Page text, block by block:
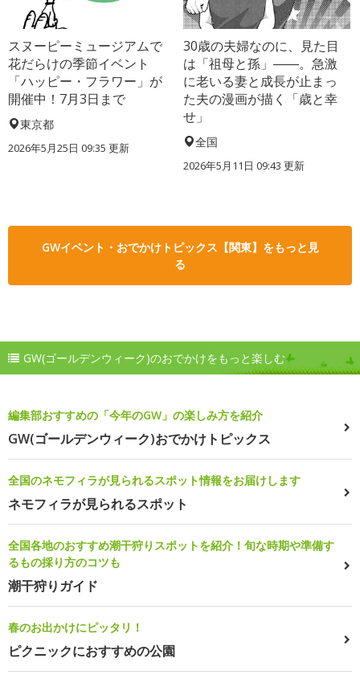
スヌーピーミュージアムで
花だらけの季節イベント
「ハッピー・フラワー」が
開催中！7月3日まで
東京都
2026年5月25日 09:35 更新
30歳の夫婦なのに、見た目
は「祖母と孫」――。急激
に老いる妻と成長が止まっ
た夫の漫画が描く「歳と幸
せ」
全国
2026年5月11日 09:43 更新
GWイベント・おでかけトピックス【関東】をもっと見
る
GW(ゴールデンウィーク)のおでかけをもっと楽しむ
編集部おすすめの「今年のGW」の楽しみ方を紹介
GW(ゴールデンウィーク)おでかけトピックス
全国のネモフィラが見られるスポット情報をお届けします
ネモフィラが見られるスポット
全国各地のおすすめ潮干狩りスポットを紹介！旬な時期や準備す
るもの採り方のコツも
潮干狩りガイド
春のお出かけにピッタリ！
ピクニックにおすすめの公園